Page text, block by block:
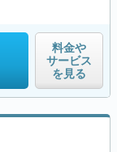
料金や
サービス
を見る